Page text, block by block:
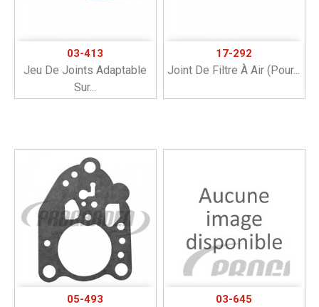
03-413
Jeu De Joints Adaptable
Sur...
17-292
Joint De Filtre À Air (pour...
05-493 03-645